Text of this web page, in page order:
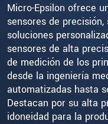
Micro-Epsilon ofrece
sensores de
soluciones
sensores de alta
de medición de los
desde la ingeniería
automatizadas hasta
Destacan por su alta
idoneidad para la